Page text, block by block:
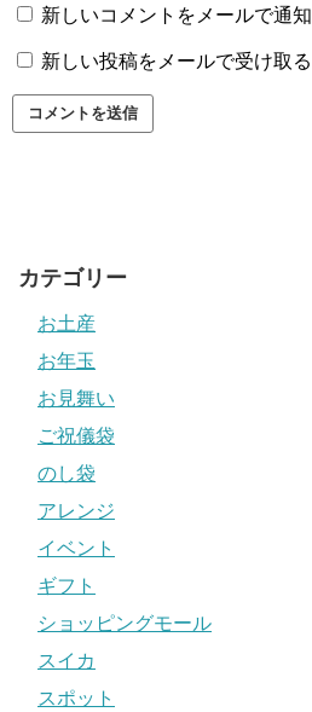
新しいコメントをメールで通知
新しい投稿をメールで受け取る
カテゴリー
お土産
お年玉
お見舞い
ご祝儀袋
のし袋
アレンジ
イベント
ギフト
ショッピングモール
スイカ
スポット